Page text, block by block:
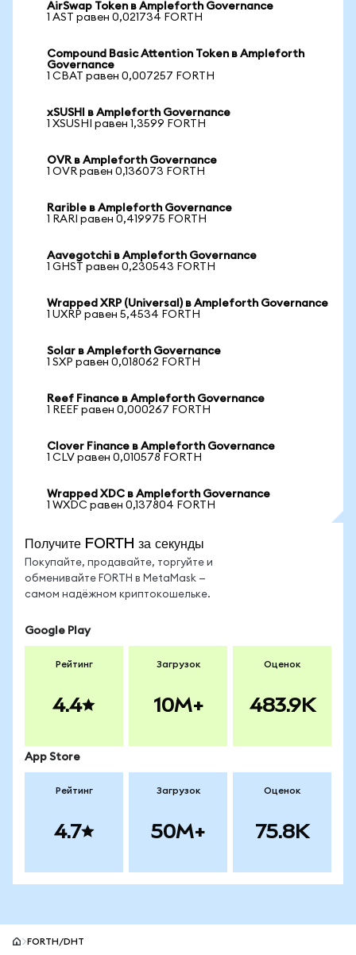
AirSwap Token в Ampleforth Governance
1 AST равен 0,021734 FORTH
Compound Basic Attention Token в Ampleforth
Governance
1 CBAT равен 0,007257 FORTH
xSUSHI в Ampleforth Governance
1 XSUSHI равен 1,3599 FORTH
OVR в Ampleforth Governance
1 OVR равен 0,136073 FORTH
Rarible в Ampleforth Governance
1 RARI равен 0,419975 FORTH
Aavegotchi в Ampleforth Governance
1 GHST равен 0,230543 FORTH
Wrapped XRP (Universal) в Ampleforth Governance
1 UXRP равен 5,4534 FORTH
Solar в Ampleforth Governance
1 SXP равен 0,018062 FORTH
Reef Finance в Ampleforth Governance
1 REEF равен 0,000267 FORTH
Clover Finance в Ampleforth Governance
1 CLV равен 0,010578 FORTH
Wrapped XDC в Ampleforth Governance
1 WXDC равен 0,137804 FORTH
Получите FORTH за секунды
Покупайте, продавайте, торгуйте и
обменивайте FORTH в MetaMask —
самом надёжном криптокошельке.
Google Play
Рейтинг
4.4
Загрузок
10M+
Оценок
483.9K
App Store
Рейтинг
4.7
Загрузок
50M+
Оценок
75.8K
FORTH/DHT